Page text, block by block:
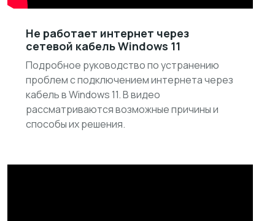
Не работает интернет через
сетевой кабель Windows 11
Подробное руководство по устранению
проблем с подключением интернета через
кабель в Windows 11. В видео
рассматриваются возможные причины и
способы их решения.